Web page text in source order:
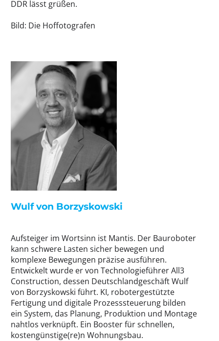
DDR lässt grüßen.
Bild: Die Hoffotografen
Wulf von Borzyskowski
Aufsteiger im Wortsinn ist Mantis. Der Bauroboter
kann schwere Lasten sicher bewegen und
komplexe Bewegungen präzise ausführen.
Entwickelt wurde er von Technologieführer All3
Construction, dessen Deutschlandgeschäft Wulf
von Borzyskowski führt. KI, robotergestützte
Fertigung und digitale Prozesssteuerung bilden
ein System, das Planung, Produktion und Montage
nahtlos verknüpft. Ein Booster für schnellen,
kostengünstige(re)n Wohnungsbau.